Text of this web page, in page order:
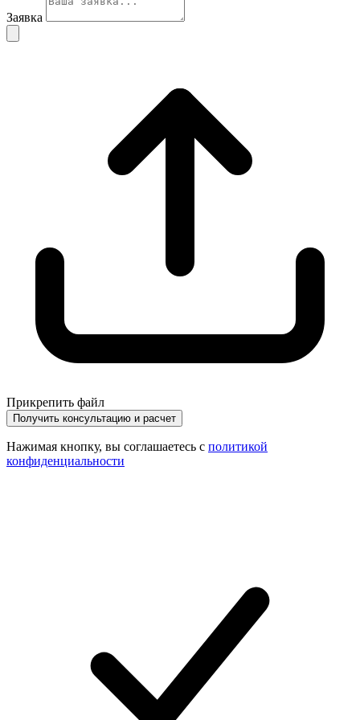
Заявка
Прикрепить файл
Получить консультацию и расчет
Нажимая кнопку, вы соглашаетесь с политикой
конфиденциальности